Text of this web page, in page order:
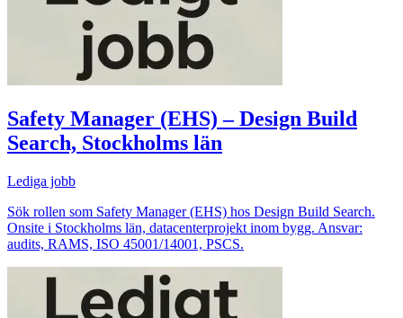
Safety Manager (EHS) – Design Build
Search, Stockholms län
Lediga jobb
Sök rollen som Safety Manager (EHS) hos Design Build Search.
Onsite i Stockholms län, datacenterprojekt inom bygg. Ansvar:
audits, RAMS, ISO 45001/14001, PSCS.